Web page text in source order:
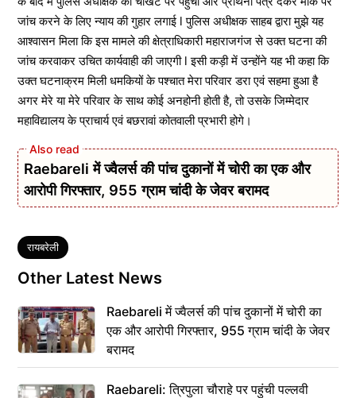
जांच करने के लिए न्याय की गुहार लगाई l पुलिस अधीक्षक साहब द्वारा मुझे यह
आश्वासन मिला कि इस मामले की क्षेत्राधिकारी महाराजगंज से उक्त घटना की
जांच करवाकर उचित कार्यवाही की जाएगी l इसी कड़ी में उन्होंने यह भी कहा कि
उक्त घटनाक्रम मिली धमकियों के पश्चात मेरा परिवार डरा एवं सहमा हुआ है
अगर मेरे या मेरे परिवार के साथ कोई अनहोनी होती है, तो उसके जिम्मेदार
महाविद्यालय के प्राचार्य एवं बछरावां कोतवाली प्रभारी होगे।
Raebareli में ज्वैलर्स की पांच दुकानों में चोरी का एक और
आरोपी गिरफ्तार, 955 ग्राम चांदी के जेवर बरामद
Tags
रायबरेली
Other Latest News
Raebareli में ज्वैलर्स की पांच दुकानों में चोरी का
एक और आरोपी गिरफ्तार, 955 ग्राम चांदी के जेवर
बरामद
Raebareli: त्रिपुला चौराहे पर पहुंची पल्लवी